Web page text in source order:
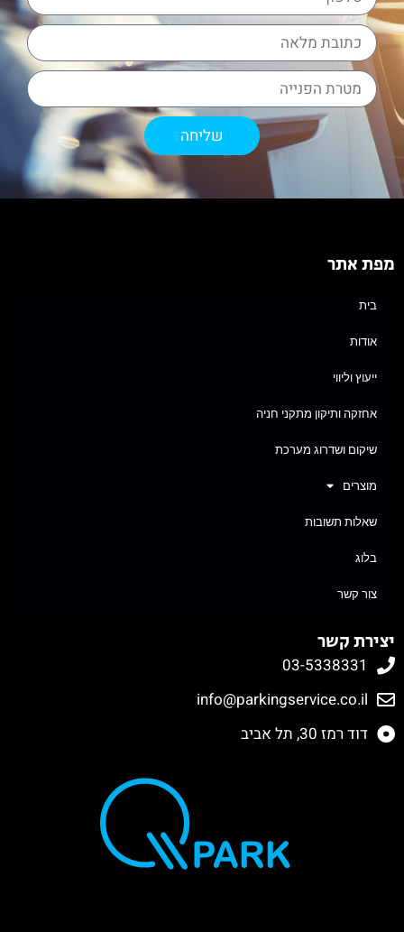
שליחה
מפת אתר
בית
אודות
ייעוץ וליווי
אחזקה ותיקון מתקני חניה
שיקום ושדרוג מערכת
מוצרים
שאלות תשובות
בלוג
צור קשר
יצירת קשר
03-5338331
info@parkingservice.co.il
דוד רמז 30, תל אביב